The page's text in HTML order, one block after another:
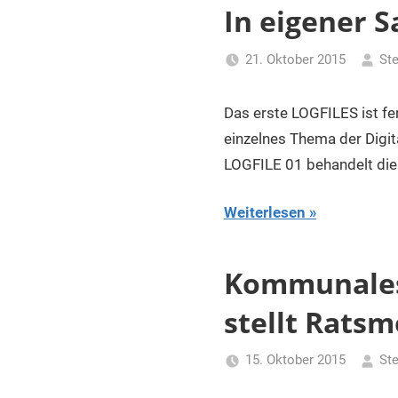
In eigener
21. Oktober 2015
Das erste LOGFILES ist
einzelnes Thema der
LOGFILE 01 behandelt
Weiterlesen
stellt
15. Oktober 2015